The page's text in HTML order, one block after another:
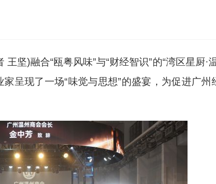
)融合“瓯粤风味”与“财经智识”的“湾区星厨·
呈现了一场“味觉与思想”的盛宴，为促进广州